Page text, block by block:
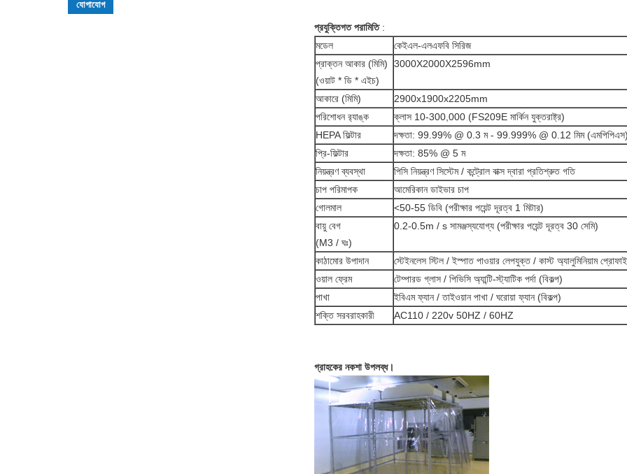
প্রযুক্তিগত পরামিতি:
মডেল
কেইএল-এলএফবি সিরিজ
প্রাক্তন আকার (মিমি)
(ওয়াট * ডি * এইচ)
3000X2000X2596mm
আকারে (মিমি)
2900x1900x2205mm
পরিশোধন র‌্যাঙ্ক
ক্লাস 10-300,000 (FS209E মার্কিন যুক্তরাষ্ট্র)
HEPA ফিল্টার
দক্ষতা: 99.99% @ 0.3 ম - 99.999% @ 0.12 মিম (এমপিপিএস)
প্রি-ফিল্টার
দক্ষতা: 85% @ 5 ম
নিয়ন্ত্রণ ব্যবস্থা
পিসি নিয়ন্ত্রণ সিস্টেম / কন্ট্রোল বাক্স দ্বারা প্রতিশ্রুত গতি
চাপ পরিমাপক
আমেরিকান ডাইভার চাপ
গোলমাল
<50-55 ডিবি (পরীক্ষার পয়েন্ট দূরত্ব 1 মিটার)
বায়ু বেগ
(M3 / ঘঃ)
0.2-0.5m / s সামঞ্জস্যযোগ্য (পরীক্ষার পয়েন্ট দূরত্ব 30 সেমি)
কাঠামোর উপাদান
স্টেইনলেস স্টিল / ইস্পাত পাওয়ার লেপযুক্ত / কাস্ট অ্যালুমিনিয়াম
ওয়াল ফ্রেম
টেম্পারড গ্লাস / পিভিসি অ্যান্টি-স্ট্যাটিক পর্দা (বিকল্প)
পাখা
ইবিএম ফ্যান / তাইওয়ান পাখা / ঘরোয়া ফ্যান (বিকল্প)
শক্তি সরবরাহকারী
AC110 / 220v 50HZ / 60HZ
গ্রাহকের নকশা উপলব্ধ।